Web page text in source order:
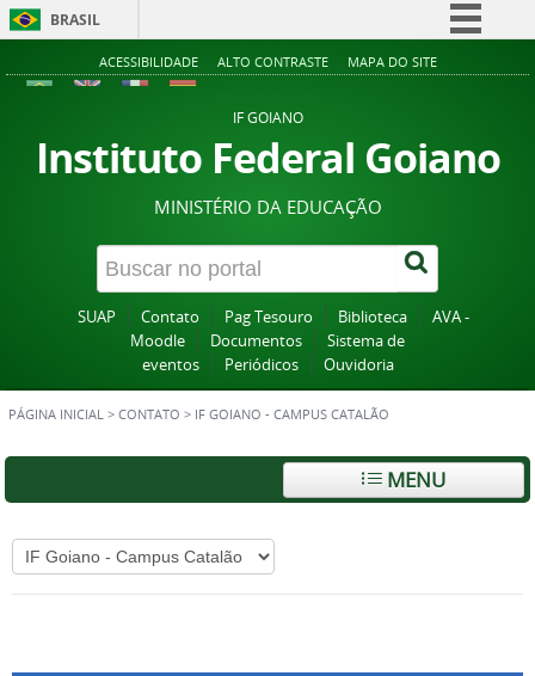
BRASIL
Simplifique!
Acesso à informação
Legislação
Canais
ACESSIBILIDADE ALTO CONTRASTE MAPA DO SITE
IF GOIANO
Instituto Federal Goiano
MINISTÉRIO DA EDUCAÇÃO
SUAP Contato Pag Tesouro Biblioteca
AVA -
Moodle
Documentos
Sistema de
eventos
Periódicos Ouvidoria
PÁGINA INICIAL > CONTATO > IF GOIANO - CAMPUS CATALÃO
MENU